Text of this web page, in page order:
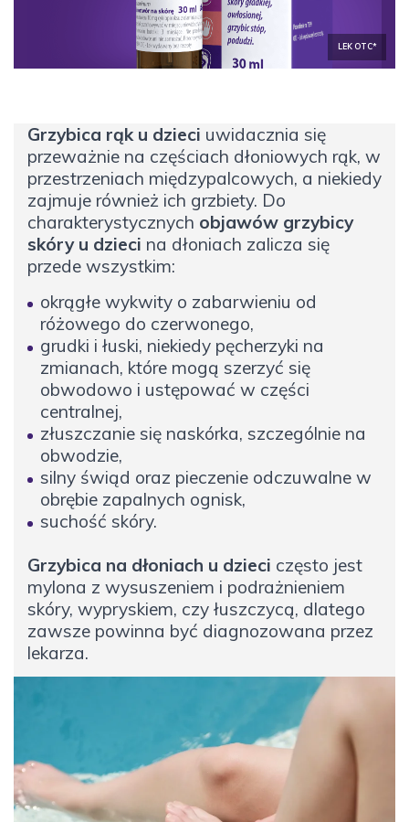
LEK OTC*
Grzybica rąk u dzieci uwidacznia się
przeważnie na częściach dłoniowych rąk, w
przestrzeniach międzypalcowych, a niekiedy
zajmuje również ich grzbiety. Do
charakterystycznych objawów grzybicy
skóry u dzieci na dłoniach zalicza się
przede wszystkim:
okrągłe wykwity o zabarwieniu od
różowego do czerwonego,
grudki i łuski, niekiedy pęcherzyki na
zmianach, które mogą szerzyć się
obwodowo i ustępować w części
centralnej,
złuszczanie się naskórka, szczególnie na
obwodzie,
silny świąd oraz pieczenie odczuwalne w
obrębie zapalnych ognisk,
suchość skóry.
Grzybica na dłoniach u dzieci często jest
mylona z wysuszeniem i podrażnieniem
skóry, wypryskiem, czy łuszczycą, dlatego
zawsze powinna być diagnozowana przez
lekarza.